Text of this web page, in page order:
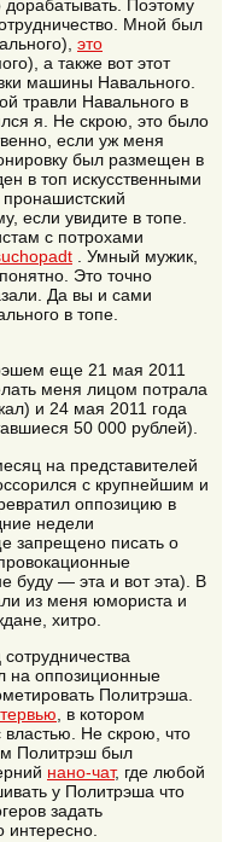
Поэтому
Мной был
это
а также вот этот
машины Навального.
травли Навального в
я. Не скрою, это было
если уж меня
был размещен в
в топ искусственными
если увидите в топе.
с потрохами
. Умный мужик,
Это точно
Да вы и сами
в топе.
еще 21 мая 2011
меня лицом потрала
и 24 мая 2011 года
50 000 рублей).
на представителей
с крупнейшим и
оппозицию в
недели
запрещено писать о
буду — эта и вот эта). В
из меня юмориста и
хитро.
на оппозиционные
Политрэша.
, в котором
властью. Не скрою, что
Политрэш был
нано-чат, где любой
у Политрэша что
задать